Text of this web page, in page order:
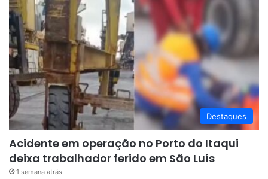
Destaques
Acidente em operação no Porto do Itaqui
deixa trabalhador ferido em São Luís
1 semana atrás